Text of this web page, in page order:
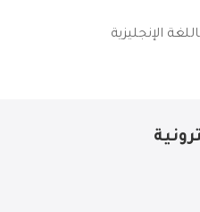
الإنجليزية